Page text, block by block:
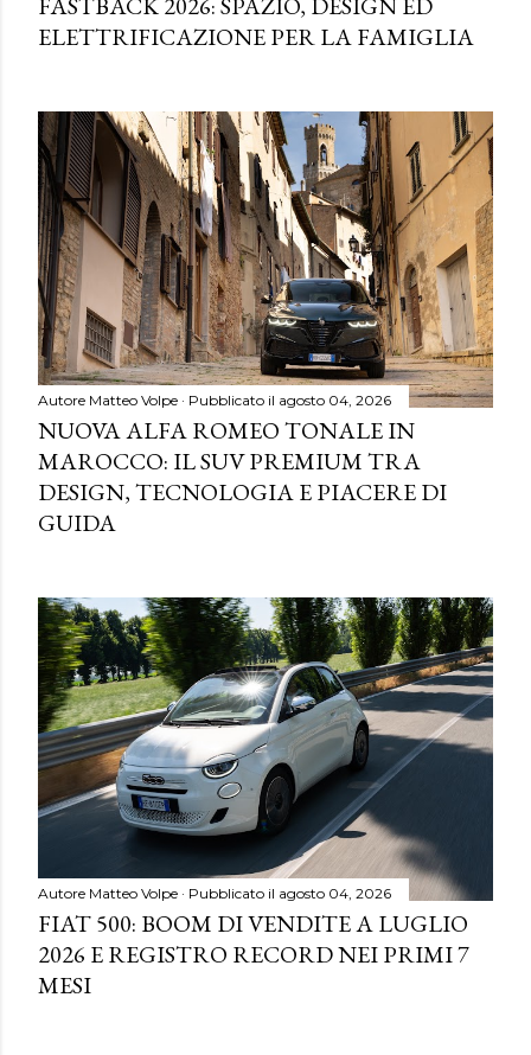
FASTBACK 2026: SPAZIO, DESIGN ED
ELETTRIFICAZIONE PER LA FAMIGLIA
Autore Matteo Volpe Pubblicato il agosto 04, 2026
NUOVA ALFA ROMEO TONALE IN
MAROCCO: IL SUV PREMIUM TRA
DESIGN, TECNOLOGIA E PIACERE DI
GUIDA
Autore Matteo Volpe Pubblicato il agosto 04, 2026
FIAT 500: BOOM DI VENDITE A LUGLIO
2026 E REGISTRO RECORD NEI PRIMI 7
MESI